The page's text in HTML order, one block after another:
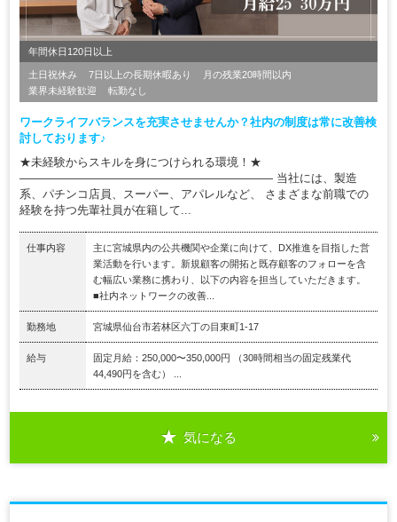
年間休日120日以上
土日祝休み 7日以上の長期休暇あり
月の残業20時間以内
業界未経験歓迎
転勤なし
ワークライフバランスを充実させませんか？社内の制度は常に改善検
討しております♪
★未経験からスキルを身につけられる環境！★
―――――――――――――――――――――― 当社には、製造
系、パチンコ店員、スーパー、アパレルなど、 さまざまな前職での
経験を持つ先輩社員が在籍して...
仕事内容
主に宮城県内の公共機関や企業に向けて、DX推進を目指した営
業活動を行います。新規顧客の開拓と既存顧客のフォローを含
む幅広い業務に携わり、以下の内容を担当していただきます。
■社内ネットワークの改善...
勤務地 宮城県仙台市若林区六丁の目東町1-17
給与
固定月給：250,000〜350,000円 （30時間相当の固定残業代
44,490円を含む） ...
気になる